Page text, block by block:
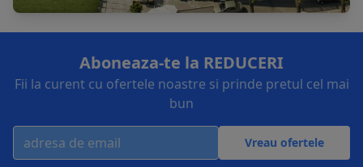
Aboneaza-te la REDUCERI
Fii la curent cu ofertele noastre si prinde pretul cel mai
bun
Vreau ofertele